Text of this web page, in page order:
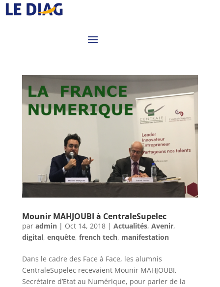
Mounir MAHJOUBI à CentraleSupelec
par admin| Oct 14, 2018| Actualités, Avenir,
digital, enquête, french tech, manifestation
Dans le cadre des Face à Face, les alumnis
CentraleSupelec recevaient Mounir MAHJOUBI,
Secrétaire d’Etat au Numérique, pour parler de la